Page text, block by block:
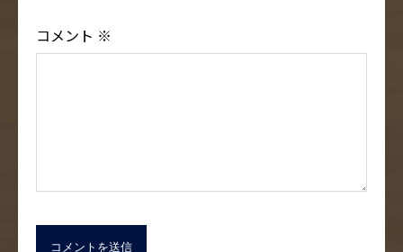
コメント ※